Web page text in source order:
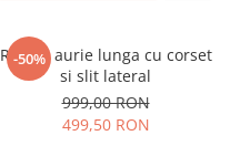
-50%
Rochie aurie lunga cu corset
si slit lateral
999,00 RON
499,50 RON